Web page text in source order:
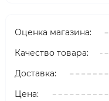
Оценка магазина:
Качество товара:
Доставка:
Цена: